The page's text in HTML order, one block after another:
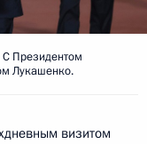
Президентом
Лукашенко.
визитом